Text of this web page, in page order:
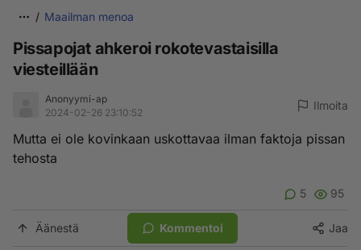
Maailman menoa
Pissapojat ahkeroi rokotevastaisilla
viesteillään
Anonyymi-ap
2024-02-26 23:10:52
Ilmoita
Mutta ei ole kovinkaan uskottavaa ilman faktoja pissan
tehosta
5 95
Äänestä Kommentoi Jaa